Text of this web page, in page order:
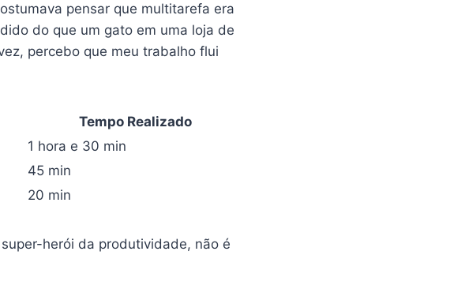
pensar que multitarefa era
do que um gato em uma loja de
percebo que meu trabalho flui
Tempo Realizado
1 hora e 30 min
45 min
20 min
herói da produtividade, não é